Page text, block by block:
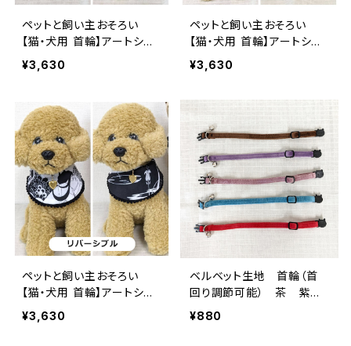
ペットと飼い主おそろい
【猫・犬用 首輪】アートシリ
ーズ モンドリアン【大】ロ
ケットチャーム付きリバーシ
drian ペアルック 現代ア
ート レトロ モダンアート 迷
子札
¥3,630
ペットと飼い主おそろい
【猫・犬用 首輪】アートシリ
ーズ グスタフ・クリムト
【大】ロケットチャーム付きリ
Gustav Klimt ペアルッ
ク 現代アート レトロ モダン
アート 迷子札
¥3,630
ペットと飼い主おそろい
【猫・犬用 首輪】アートシリ
ーズ ビアズリー【大】ロケ
ットチャーム付きリバーシブ
¥3,630
ベルベット生地 首輪（首
回り調節可能） 茶 紫
桃 青 赤 安全首輪 危
¥880